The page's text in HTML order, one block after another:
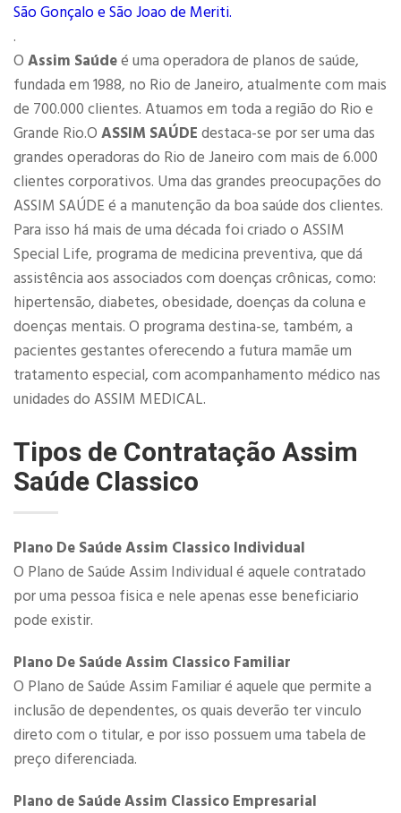
São Gonçalo e São Joao de Meriti.
.
O Assim Saúdeé uma operadora de planos de saúde,
fundada em 1988, no Rio de Janeiro, atualmente com mais
de 700.000 clientes. Atuamos em toda a região do Rio e
Grande Rio.O ASSIM SAÚDE destaca-se por ser uma das
grandes operadoras do Rio de Janeiro com mais de 6.000
clientes corporativos. Uma das grandes preocupações do
ASSIM SAÚDE é a manutenção da boa saúde dos clientes.
Para isso há mais de uma década foi criado o ASSIM
Special Life, programa de medicina preventiva, que dá
assistência aos associados com doenças crônicas, como:
hipertensão, diabetes, obesidade, doenças da coluna e
doenças mentais. O programa destina-se, também, a
pacientes gestantes oferecendo a futura mamãe um
tratamento especial, com acompanhamento médico nas
unidades do ASSIM MEDICAL.
Tipos de Contratação Assim
Saúde Classico
Plano De Saúde Assim Classico Individual
O Plano de Saúde Assim Individual é aquele contratado
por uma pessoa fisica e nele apenas esse beneficiario
pode existir.
Plano De Saúde Assim Classico Familiar
O Plano de Saúde Assim Familiar é aquele que permite a
inclusão de dependentes, os quais deverão ter vinculo
direto com o titular, e por isso possuem uma tabela de
preço diferenciada.
Plano de Saúde Assim Classico Empresarial